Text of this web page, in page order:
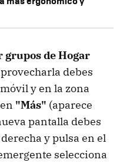
grupos de Hogar
debes
y en la zona
"Más" (aparece
pantalla debes
y pulsa en el
selecciona